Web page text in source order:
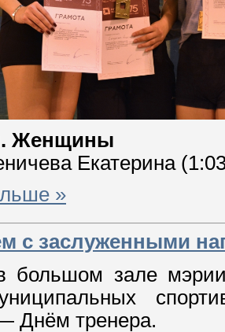
Женщины
Екатерина
»
с заслуженными
большом зале мэрии
Днём тренера.